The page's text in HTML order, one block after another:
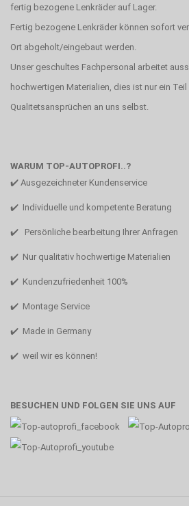
fertig bezogene Lenkräder auf Lager.
Fertig bezogene Lenkräder können sofort
Ort abgeholt/eingebaut werden.
Unser geschultes Fachpersonal arbeitet
hochwertigen Materialien, dies ist nur ein
Qualitetsansprüchen an uns selbst.
WARUM TOP-AUTOPROFI..?
✔️ Ausgezeichneter Kundenservice
✔️ Individuelle und kompetente Beratung
✔️ Persönliche bearbeitung Ihrer Anfragen
✔️ Nur qualitativ hochwertige Materialien
✔️ Kundenzufriedenheit 100%
✔️ Montage Service
✔️ Made in Germany
✔️ weil wir es können!
BESUCHEN UND FOLGEN SIE UNS AUF